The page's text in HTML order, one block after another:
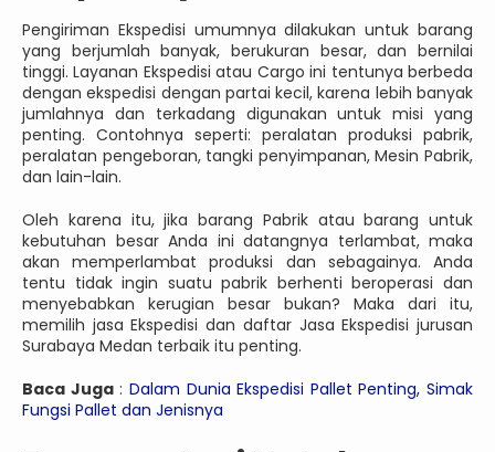
Pengiriman Ekspedisi umumnya dilakukan untuk barang
yang berjumlah banyak, berukuran besar, dan bernilai
tinggi. Layanan Ekspedisi atau Cargo ini tentunya berbeda
dengan ekspedisi dengan partai kecil, karena lebih banyak
jumlahnya dan terkadang digunakan untuk misi yang
penting. Contohnya seperti: peralatan produksi pabrik,
peralatan pengeboran, tangki penyimpanan, Mesin Pabrik,
dan lain-lain.
Oleh karena itu, jika barang Pabrik atau barang untuk
kebutuhan besar Anda ini datangnya terlambat, maka
akan memperlambat produksi dan sebagainya. Anda
tentu tidak ingin suatu pabrik berhenti beroperasi dan
menyebabkan kerugian besar bukan? Maka dari itu,
memilih jasa Ekspedisi dan daftar Jasa Ekspedisi jurusan
Surabaya Medan terbaik itu penting.
Baca Juga: Dalam Dunia Ekspedisi Pallet Penting, Simak
Fungsi Pallet dan Jenisnya